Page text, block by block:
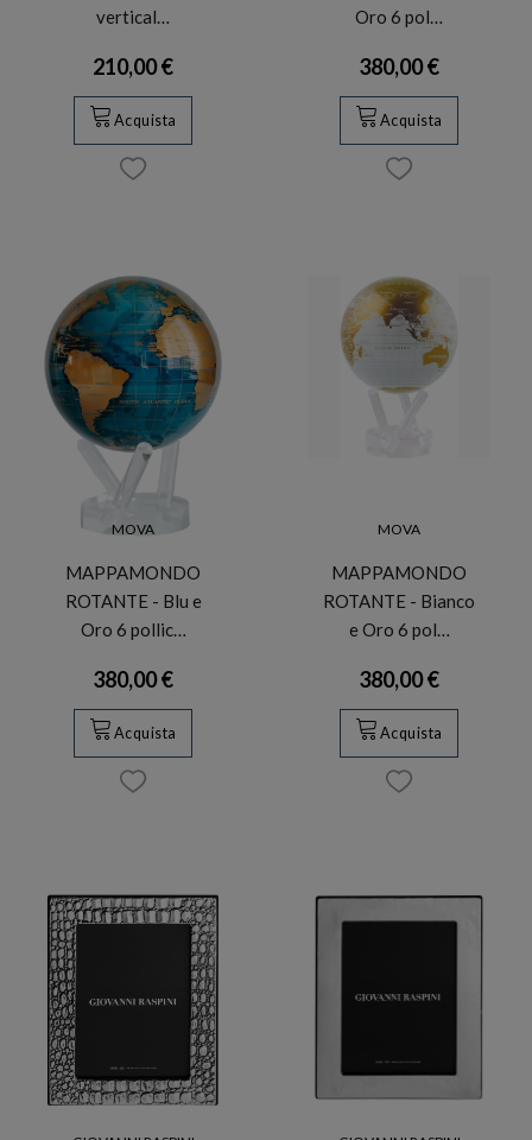
vertical…
210,00 €
Acquista
Oro 6 pol…
380,00 €
Acquista
MOVA
MAPPAMONDO
ROTANTE - Blu e
Oro 6 pollic…
380,00 €
Acquista
MOVA
MAPPAMONDO
ROTANTE - Bianco
e Oro 6 pol…
380,00 €
Acquista